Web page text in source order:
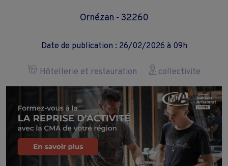
Ornézan - 32260
Date de publication : 26/02/2026 à 09h
Hôtellerie et restauration collectivite